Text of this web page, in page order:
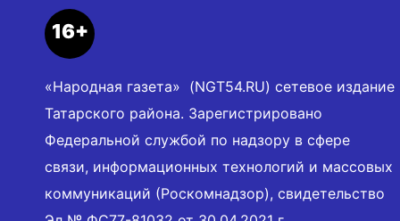
16+
«Народная газета» (NGT54.RU) сетевое издание
Татарского района. Зарегистрировано
Федеральной службой по надзору в сфере
связи, информационных технологий и массовых
коммуникаций (Роскомнадзор), свидетельство